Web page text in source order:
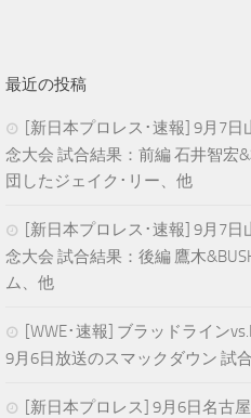
最近の投稿
[新日本プロレス･速報] 9月7
念大会 試合結果：前編 石井智宏
団したジェイク･リー、他
[新日本プロレス･速報] 9月7
念大会 試合結果：後編 鷹木
ム、他
[WWE･速報] ブラッドライン
9月6日放送のスマックダウン 試
[新日本プロレス] 9月6日名古